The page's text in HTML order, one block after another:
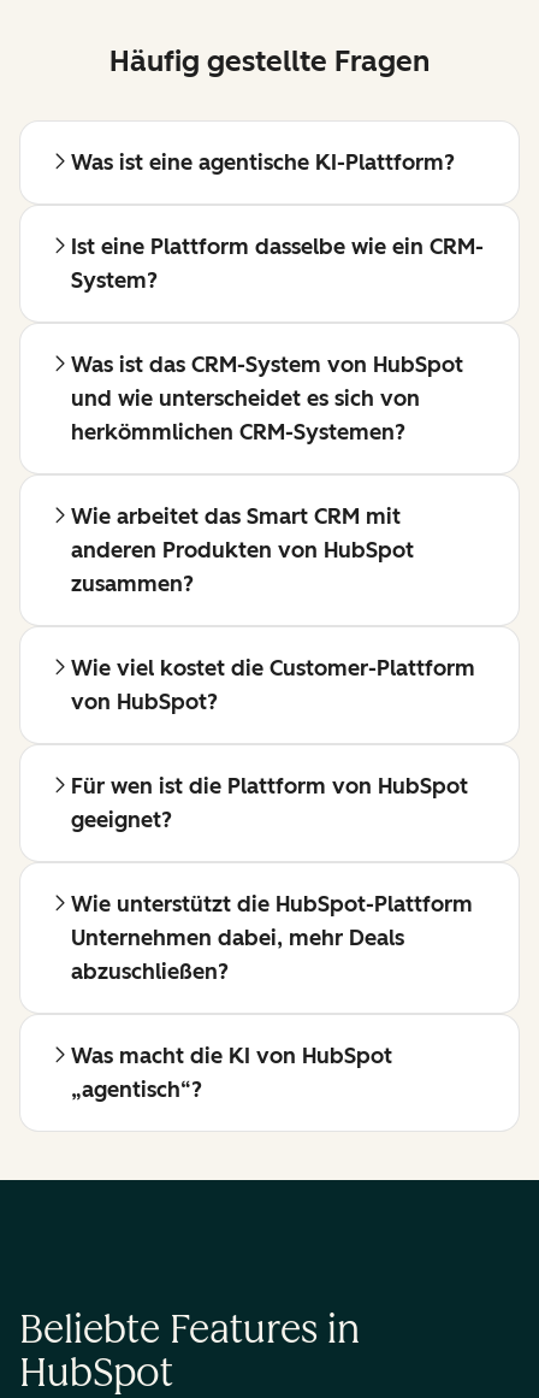
Häufig gestellte Fragen
Was ist eine agentische KI-Plattform?
Ist eine Plattform dasselbe wie ein CRM-
System?
Was ist das CRM-System von HubSpot
und wie unterscheidet es sich von
herkömmlichen CRM-Systemen?
Wie arbeitet das Smart CRM mit
anderen Produkten von HubSpot
zusammen?
Wie viel kostet die Customer-Plattform
von HubSpot?
Für wen ist die Plattform von HubSpot
geeignet?
Wie unterstützt die HubSpot-Plattform
Unternehmen dabei, mehr Deals
abzuschließen?
Was macht die KI von HubSpot
„agentisch“?
Beliebte Features in
HubSpot